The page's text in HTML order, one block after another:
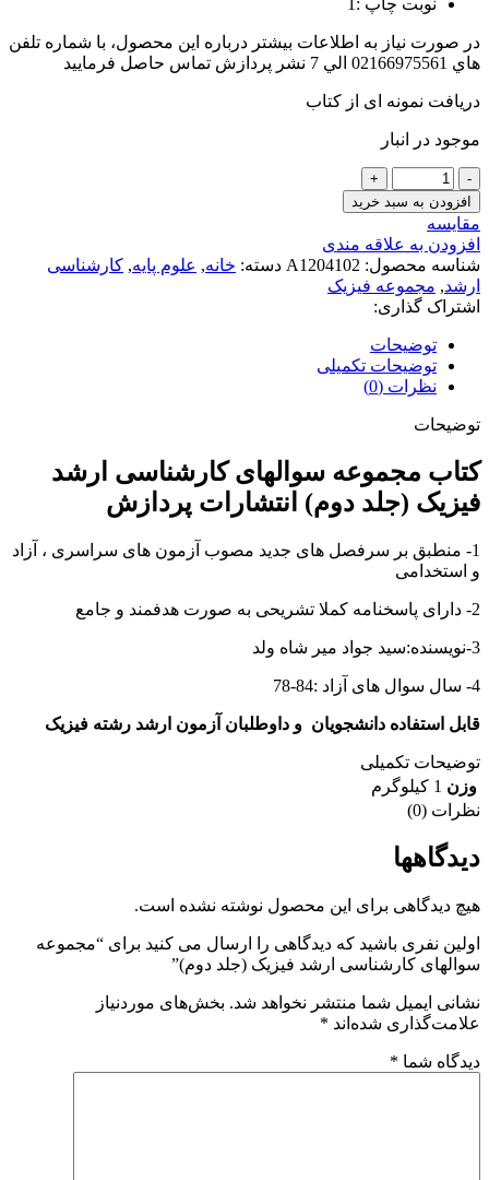
نوبت چاپ :1
در صورت نياز به اطلاعات بيشتر درباره اين محصول، با شماره تلفن
هاي 02166975561 الي 7 نشر پردازش تماس حاصل فرماييد
دریافت نمونه ای از کتاب
موجود در انبار
مجموعه
سوالهای
کارشناسی
ارشد
فیزیک
(جلد
دوم)
عدد
افزودن به سبد خرید
مقايسه
افزودن به علاقه مندی
شناسه محصول: A1204102 دسته: خانه, علوم پایه, کارشناسی
ارشد, مجموعه فیزیک
اشتراک گذاری:
توضیحات
توضیحات تکمیلی
نظرات (0)
توضیحات
کتاب مجموعه سوالهای کارشناسی ارشد
فیزیک (جلد دوم) انتشارات پردازش
1- منطبق بر سرفصل های جدید مصوب آزمون های سراسری ، آزاد
و استخدامی
2- دارای پاسخنامه کملا تشریحی به صورت هدفمند و جامع
3-نویسنده:سید جواد میر شاه ولد
4- سال سوال های آزاد :84-78
قابل استفاده دانشجویان و داوطلبان آزمون ارشد رشته فیزیک
توضیحات تکمیلی
وزن 1 کیلوگرم
نظرات (0)
دیدگاهها
هیچ دیدگاهی برای این محصول نوشته نشده است.
اولین نفری باشید که دیدگاهی را ارسال می کنید برای “مجموعه
سوالهای کارشناسی ارشد فیزیک (جلد دوم)”
نشانی ایمیل شما منتشر نخواهد شد. بخش‌های موردنیاز
علامت‌گذاری شده‌اند *
دیدگاه شما *